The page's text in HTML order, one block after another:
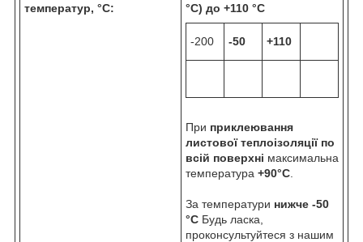
температур, °C:
°C) до +110 °C
-200 -50 +110
При приклеювання
листової теплоізоляції по
всій поверхні максимальна
температура +90°C
За температури нижче -50
°C Будь ласка,
проконсультуйтеся з нашим